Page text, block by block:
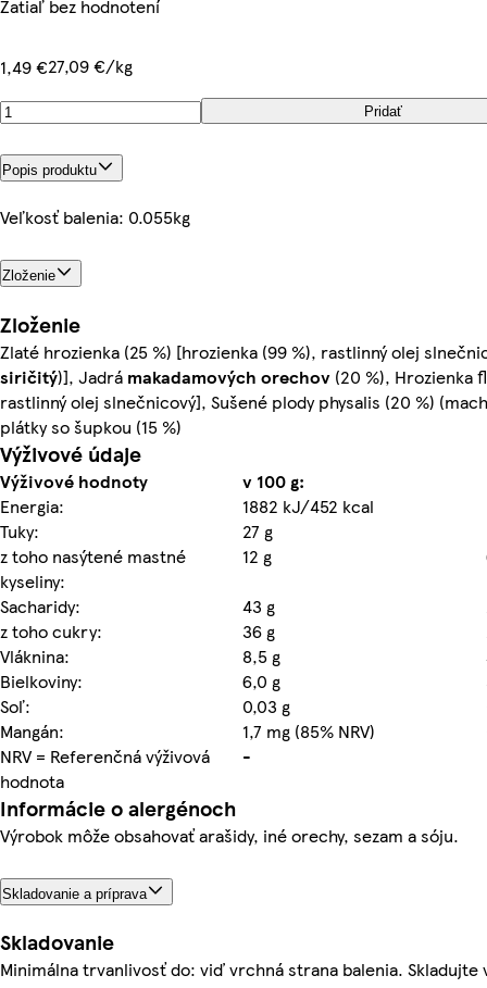
Zatiaľ bez hodnotení
1,49 €27,09 €/kg
Pridať
Popis produktu
Veľkosť balenia: 0.055kg
Zloženie
Zloženie
Zlaté hrozienka (25 %) [hrozienka (99 %), rastlinný olej
siričitý)], Jadrá makadamových orechov (20 %), Hrozienka
rastlinný olej slnečnicový], Sušené plody physalis (20 %)
plátky so šupkou (15 %)
Výživové údaje
Výživové hodnoty v 100 g:
Energia:
1882 kJ/452 kcal
Tuky:
27 g
z toho nasýtené mastné
kyseliny:
12 g
Sacharidy:
43 g
z toho cukry:
36 g
Vláknina:
8,5 g
Bielkoviny:
6,0 g
Soľ:
0,03 g
Mangán:
1,7 mg (85% NRV)
NRV = Referenčná výživová
hodnota
-
Informácie o alergénoch
Výrobok môže obsahovať arašidy, iné orechy, sezam a sóju.
Skladovanie a príprava
Skladovanie
Minimálna trvanlivosť do: viď vrchná strana balenia.